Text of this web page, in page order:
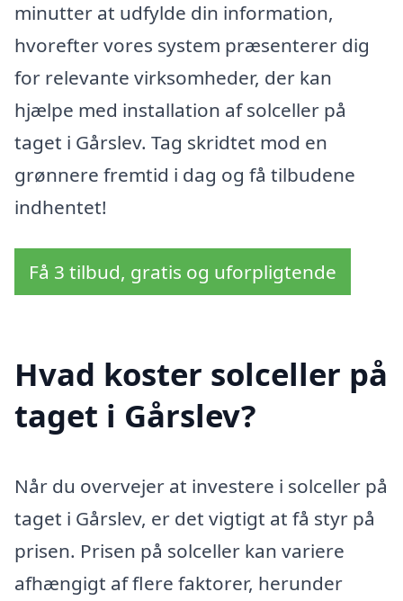
minutter at udfylde din information,
hvorefter vores system præsenterer dig
for relevante virksomheder, der kan
hjælpe med installation af solceller på
taget i Gårslev. Tag skridtet mod en
grønnere fremtid i dag og få tilbudene
indhentet!
Få 3 tilbud, gratis og uforpligtende
Hvad koster solceller på
taget i Gårslev?
Når du overvejer at investere i solceller på
taget i Gårslev, er det vigtigt at få styr på
prisen. Prisen på solceller kan variere
afhængigt af flere faktorer, herunder